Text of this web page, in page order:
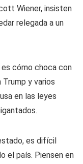
Wiener, insisten
relegada a un
cómo choca con
y varios
en las leyes
es difícil
el país. Piensen en